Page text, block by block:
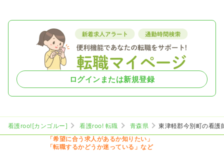
ログインまたは新規登録
看護roo![カンゴルー] 看護roo! 転職 青森県
東津軽郡今別町の看護
「希望に合う求人があるか知りたい」
「転職するかどうか迷っている」など